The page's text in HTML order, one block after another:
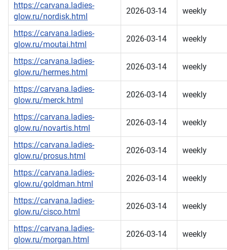
https://carvana.ladies-
glow.ru/nordisk.html
2026-03-14 weekly
https://carvana.ladies-
glow.ru/moutai.html
2026-03-14 weekly
https://carvana.ladies-
glow.ru/hermes.html
2026-03-14 weekly
https://carvana.ladies-
glow.ru/merck.html
2026-03-14 weekly
https://carvana.ladies-
glow.ru/novartis.html
2026-03-14 weekly
https://carvana.ladies-
glow.ru/prosus.html
2026-03-14 weekly
https://carvana.ladies-
glow.ru/goldman.html
2026-03-14 weekly
https://carvana.ladies-
glow.ru/cisco.html
2026-03-14 weekly
https://carvana.ladies-
glow.ru/morgan.html
2026-03-14 weekly